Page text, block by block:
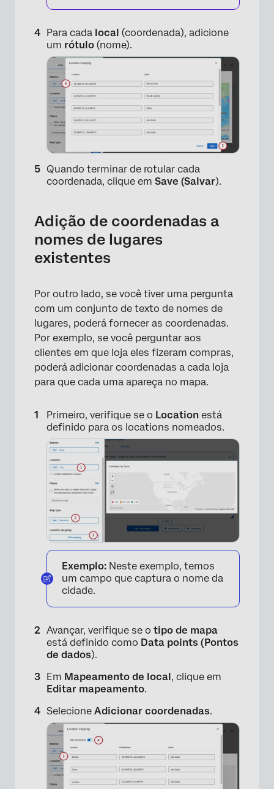
×
Para cada local (coordenada), adicione
um rótulo (nome).
×
Quando terminar de rotular cada
coordenada, clique em Save (Salvar).
Adição de coordenadas a
nomes de lugares
existentes
Por outro lado, se você tiver uma pergunta
com um conjunto de texto de nomes de
lugares, poderá fornecer as coordenadas.
Por exemplo, se você perguntar aos
clientes em que loja eles fizeram compras,
poderá adicionar coordenadas a cada loja
para que cada uma apareça no mapa.
Primeiro, verifique se o Location está
definido para os locations nomeados.
Exemplo: Neste exemplo, temos
um campo que captura o nome da
cidade.
Avançar, verifique se o tipo de mapa
está definido como Data points (Pontos
de dados).
Em Mapeamento de local, clique em
Editar mapeamento.
Selecione Adicionar coordenadas.